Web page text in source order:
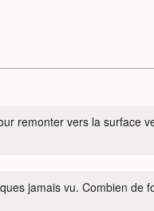
remonter vers la surface
jamais vu. Combien de